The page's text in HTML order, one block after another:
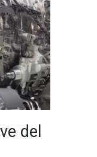
del